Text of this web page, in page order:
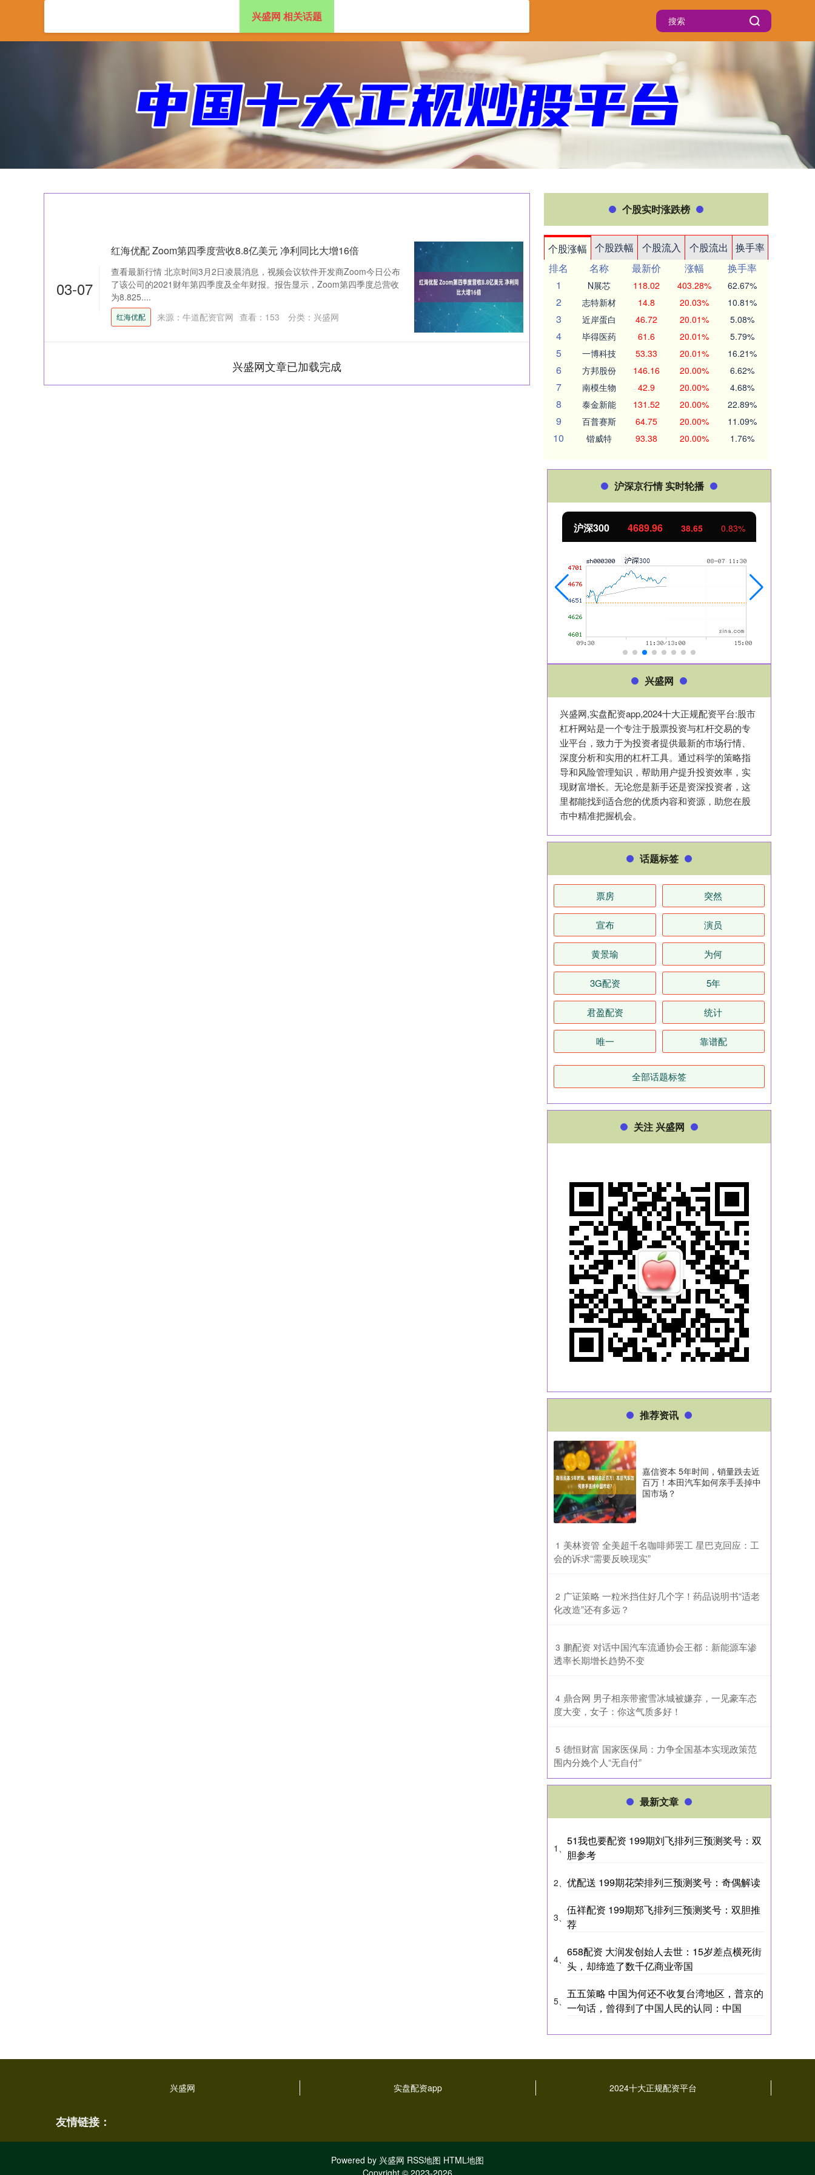
兴盛网 实盘配资app 2024十大正规配资平台
兴盛网 相关话题
03-07
红海优配 Zoom第四季度营收8.8亿美元 净利同比大增16倍
查看最新行情 北京时间3月2日凌晨消息，视频会议软件开发商Zoom今日公布
了该公司的2021财年第四季度及全年财报。报告显示，Zoom第四季度总营收
为8.825....
红海优配 来源：牛道配资官网 查看： 153 分类： 兴盛网
兴盛网文章已加载完成
个股实时涨跌榜
个股涨幅 个股跌幅 个股流入 个股流出
换手率
排名
名称 最新价 涨幅
换手率
1
N展芯 118.02 403.28% 62.67%
2 志特新材 14.8 20.03% 10.81%
3 近岸蛋白 46.72 20.01% 5.08%
4 毕得医药 61.6 20.01% 5.79%
5 一博科技 53.33 20.01% 16.21%
6 方邦股份 146.16 20.00% 6.62%
7 南模生物 42.9 20.00% 4.68%
8 泰金新能 131.52 20.00% 22.89%
9 百普赛斯 64.75 20.00% 11.09%
10 锴威特 93.38 20.00% 1.76%
沪深京行情 实时轮播
沪深300 4689.96 38.65 0.83%
兴盛网
兴盛网,实盘配资app,2024十大正规配资平台:股市
杠杆网站是一个专注于股票投资与杠杆交易的专
业平台，致力于为投资者提供最新的市场行情、
深度分析和实用的杠杆工具。通过科学的策略指
导和风险管理知识，帮助用户提升投资效率，实
现财富增长。无论您是新手还是资深投资者，这
里都能找到适合您的优质内容和资源，助您在股
市中精准把握机会。
话题标签
票房 突然
宣布 演员
黄景瑜 为何
3G配资 5年
君盈配资 统计
唯一 靠谱配
全部话题标签
关注 兴盛网
推荐资讯
嘉信资本 5年时间，销量跌去近
百万！本田汽车如何亲手丢掉中
国市场？
1 ​美林资管 全美超千名咖啡师罢工 星巴克回应：工
会的诉求“需要反映现实”
2 ​广证策略 一粒米挡住好几个字！药品说明书“适老
化改造”还有多远？
3 ​鹏配资 对话中国汽车流通协会王都：新能源车渗
透率长期增长趋势不变
4 ​鼎合网 男子相亲带蜜雪冰城被嫌弃，一见豪车态
度大变，女子：你这气质多好！
5 ​德恒财富 国家医保局：力争全国基本实现政策范
围内分娩个人“无自付”
最新文章
1、
51我也要配资 199期刘飞排列三预测奖号：双
胆参考
2、 优配送 199期花荣排列三预测奖号：奇偶解读
3、
伍祥配资 199期郑飞排列三预测奖号：双胆推
荐
4、
658配资 大润发创始人去世：15岁差点横死街
头，却缔造了数千亿商业帝国
5、
五五策略 中国为何还不收复台湾地区，普京的
一句话，曾得到了中国人民的认同：中国
兴盛网 实盘配资app 2024十大正规配资平台
友情链接：
Powered by 兴盛网 RSS地图 HTML地图
Copyright © 2023-2026